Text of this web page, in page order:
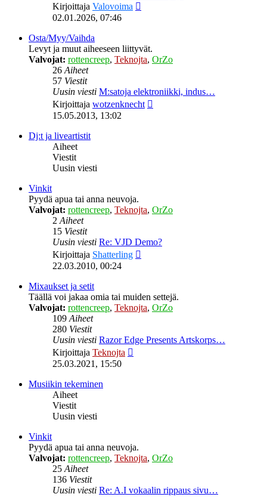
Kirjoittaja Valovoima
02.01.2026, 07:46
Osta/Myy/Vaihda
Levyt ja muut aiheeseen liittyvät.
Valvojat: rottencreep, Teknojta, OrZo
26Aiheet
57 Viestit
Uusin viesti M:satoja elektroniikki, indus…
Kirjoittaja wotzenknecht
15.05.2013, 13:02
Dj:t ja liveartistit
Aiheet
Viestit
Uusin viesti
Vinkit
Pyydä apua tai anna neuvoja.
Valvojat: rottencreep, Teknojta, OrZo
2Aiheet
15 Viestit
Uusin viesti Re: VJD Demo?
Kirjoittaja Shatterling
22.03.2010, 00:24
Mixaukset ja setit
Täällä voi jakaa omia tai muiden settejä.
Valvojat: rottencreep, Teknojta, OrZo
109Aiheet
280 Viestit
Uusin viesti Razor Edge Presents Artskorps…
Kirjoittaja Teknojta
25.03.2021, 15:50
Musiikin tekeminen
Aiheet
Viestit
Uusin viesti
Vinkit
Pyydä apua tai anna neuvoja.
Valvojat: rottencreep, Teknojta, OrZo
25Aiheet
136 Viestit
Uusin viesti Re: A.I vokaalin rippaus sivu…